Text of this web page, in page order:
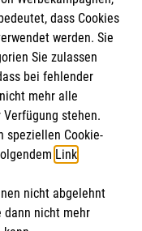
der
Intensivmobil
und
der
des
dass Cookies
werden. Sie
Sie zulassen
bei fehlender
mehr alle
stehen.
speziellen Cookie-
Link.
nicht abgelehnt
dann nicht mehr